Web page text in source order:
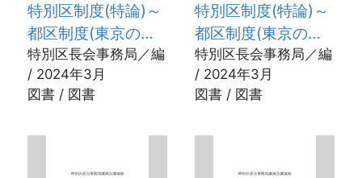
特別区制度(特論)～
都区制度(東京の大
都市制度)について
～(講演録編) 特別区
長会事務局講演会講
特別区長会事務局／編
/ 2024年3月
図書 / 図書
特別区制度(特論)～
都区制度(東京の大
都市制度)について
～(講演資料編) 特別
区長会事務局講演会
特別区長会事務局／編
/ 2024年3月
図書 / 図書